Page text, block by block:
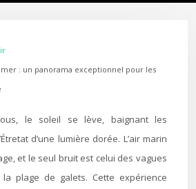
: un panorama exceptionnel pour les
d’une lumière dorée. L’air marin
et le seul bruit est celui des vagues
la plage de galets. Cette expérience